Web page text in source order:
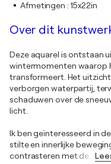
Afmetingen : 15x22in
Over dit
Deze aquarel is ontstaan
wintermomenten waarop
transformeert. Het
verborgen waterpartij,
schaduwen over de
licht.
Ik ben geïnteresseerd in
stilte en innerlijke
contrasteren met de…